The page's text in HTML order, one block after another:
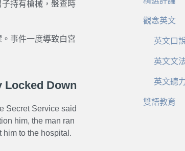
持有槍械，盤查時
事件一度導致白宮
Locked Down
Secret Service said
him, the man ran
him to the hospital.
觀念英文
英文口
英文文
英文聽
雙語教育